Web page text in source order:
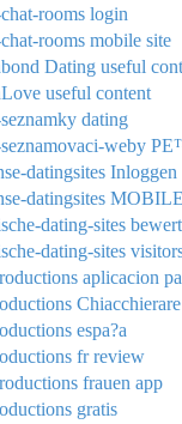
rooms login
rooms mobile site
Dating useful
useful content
dating
weby
datingsites Inloggen
datingsites MOBILE
dating-sites
dating-sites
aplicacion
Chiacchierare
espa?a
fr review
frauen app
gratis